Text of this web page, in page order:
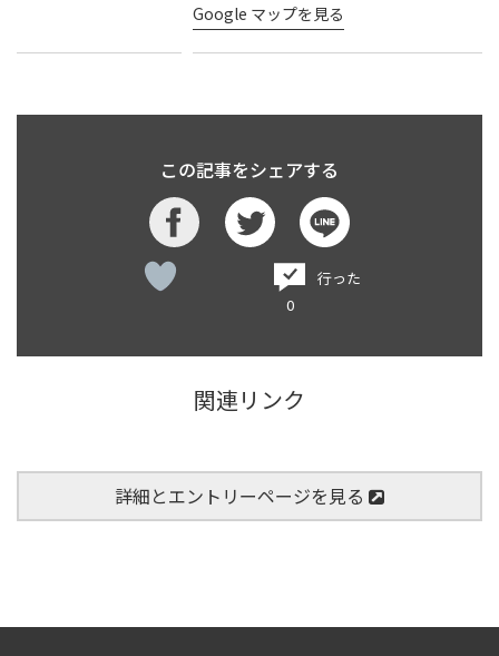
Google マップを見る
この記事をシェアする
行った
0
関連リンク
詳細とエントリーページを見る